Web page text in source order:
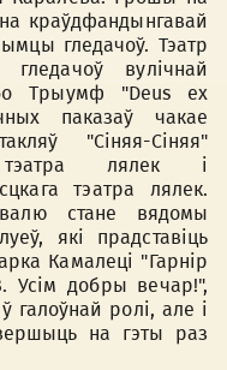
краўдфандынгавай
гледачоў. Тэатр
вулічнай
Трыумф "Deus ex
паказаў чакае
"Сіняя-Сіняя"
тэатра лялек і
тэатра лялек.
стане вядомы
які прадставіць
Камалеці "Гарнір
Усім добры вечар!",
галоўнай ролі, але і
на гэты раз